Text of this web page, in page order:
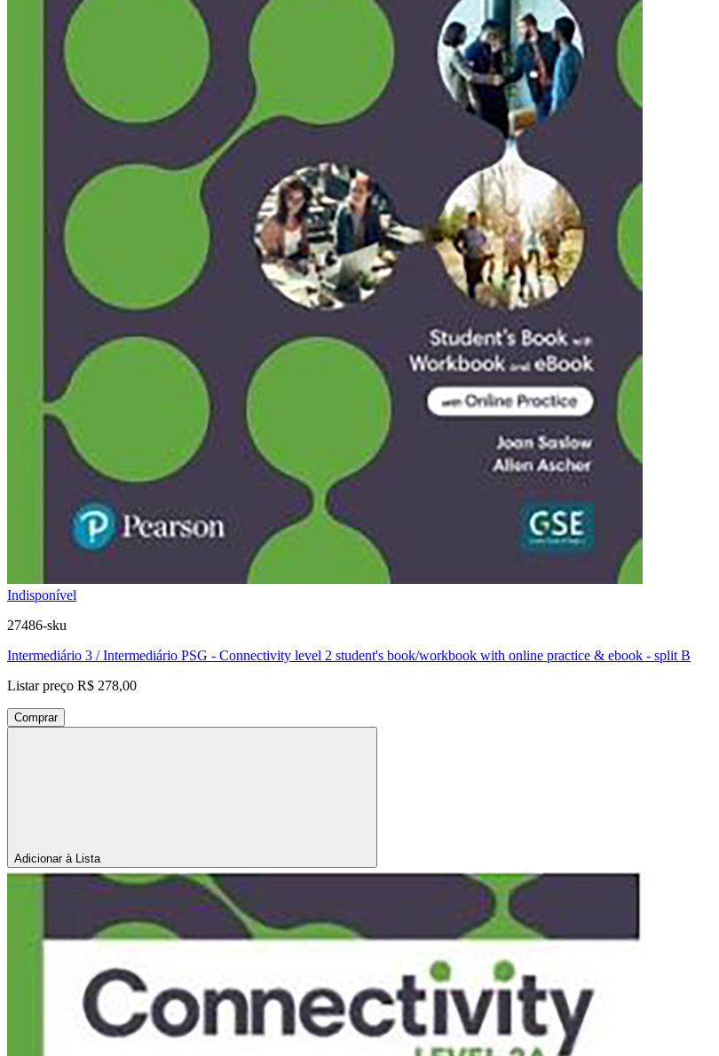
Indisponível
27486-sku
Intermediário 3 / Intermediário PSG - Connectivity level 2 student's book/workbook with online practice & ebook - split B
Listar preço R$ 278,00
Comprar
Adicionar à Lista